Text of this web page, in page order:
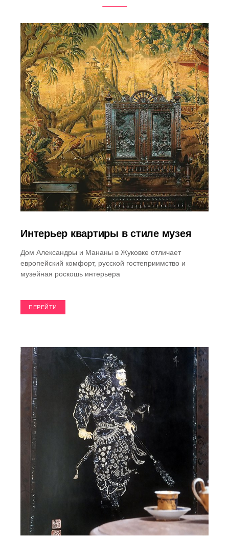
Интерьер квартиры в стиле музея
Дом Александры и Мананы в Жуковке отличает
европейский комфорт, русской гостеприимство и
музейная роскошь интерьера
ПЕРЕЙТИ